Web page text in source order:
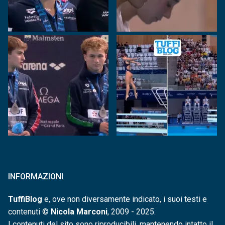
INFORMAZIONI
TuffiBlog e, ove non diversamente indicato, i suoi testi e
contenuti © Nicola Marconi, 2009 - 2025.